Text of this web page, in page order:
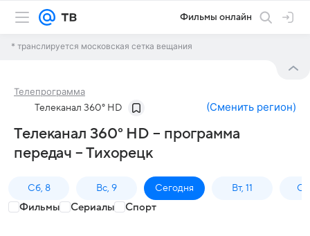
Фильмы онлайн
* транслируется московская сетка вещания
Телепрограмма
Телеканал 360° HD (Сменить регион)
Телеканал 360° HD – программа
передач – Тихорецк
Сб, 8 Вс, 9 Сегодня Вт, 11
Фильмы Сериалы Спорт